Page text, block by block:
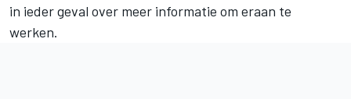
in ieder geval over meer informatie om eraan te
werken.